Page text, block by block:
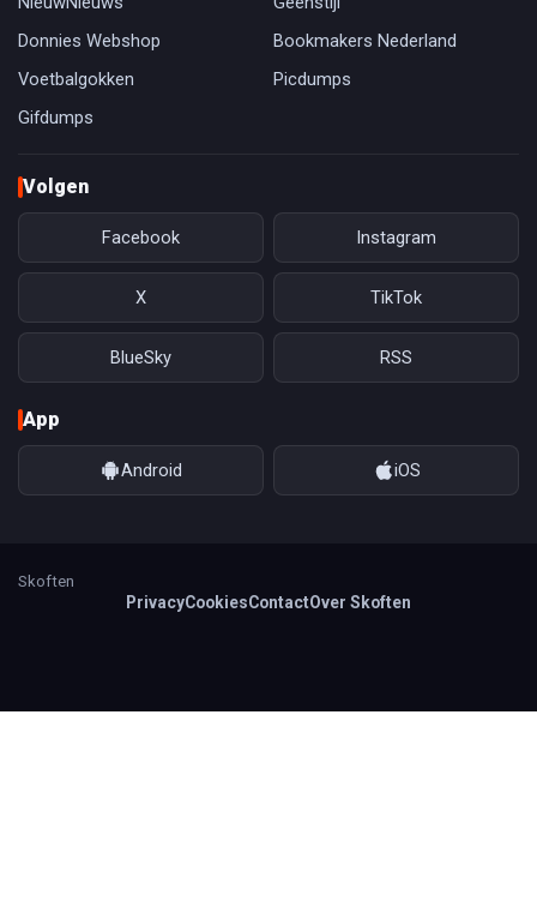
Donnies Webshop
Bookmakers Nederland
Voetbalgokken
Picdumps
Gifdumps
Volgen
Facebook Instagram
X TikTok
BlueSky RSS
App
Android iOS
Skoften
PrivacyCookiesContactOver Skoften